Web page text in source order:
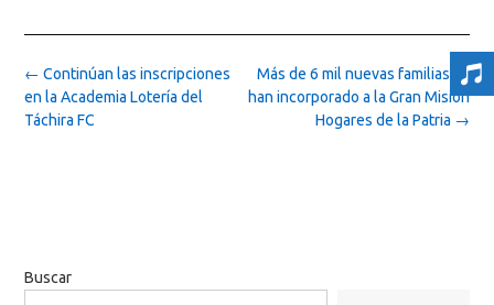
Post
navigation
Más de 6 mil nuevas familias se
han incorporado a la Gran Misión
Hogares de la Patria →
← Continúan las inscripciones
en la Academia Lotería del
Táchira FC
Buscar